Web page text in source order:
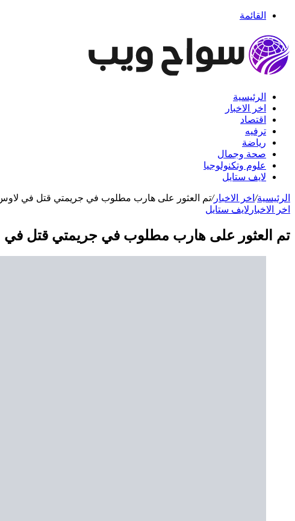
القائمة
الرئيسية
اخر الاخبار
اقتصاد
ترفيه
رياضة
صحة وجمال
علوم وتكنولوجيا
لايف ستايل
الرئيسية/ اخر الاخبار/تم العثور على هارب مطلوب في جريمتي قتل في لاوس بعد 8
اخر الاخبار لايف ستايل
تم العثور على هارب مطلوب في جريمتي قتل في لاوس